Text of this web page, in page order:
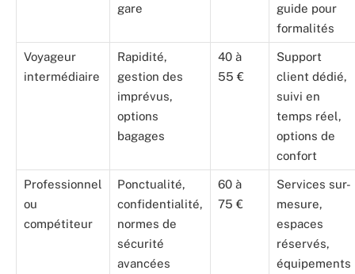
gare
guide pour
formalités
Voyageur
intermédiaire
Rapidité,
gestion des
imprévus,
options
bagages
40 à
55 €
Support
client dédié,
suivi en
temps réel,
options de
confort
Professionnel
ou
compétiteur
Ponctualité,
confidentialité,
normes de
sécurité
avancées
60 à
75 €
Services sur-
mesure,
espaces
réservés,
équipements